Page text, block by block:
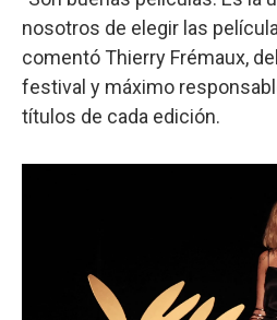
nosotros de elegir las
comentó Thierry Frémaux,
festival y máximo
títulos de cada edición.